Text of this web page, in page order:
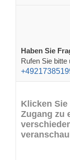
Haben Sie
Rufen Sie bitte
Klicken
Zugang zu